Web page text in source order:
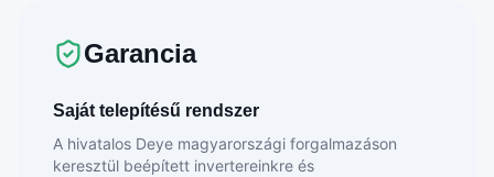
Garancia
Saját telepítésű rendszer
A hivatalos Deye magyarországi forgalmazáson
keresztül beépített invertereinkre és